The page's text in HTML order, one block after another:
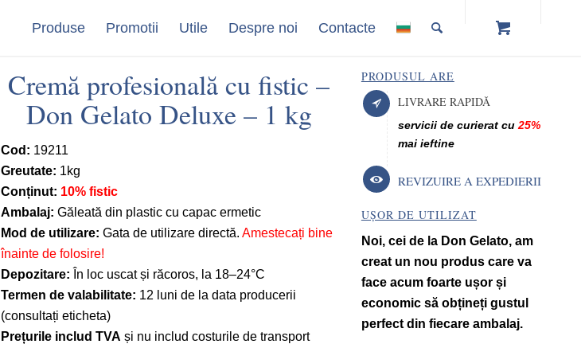
Produse Promotii Utile Despre noi Contacte
Cremă profesională cu fistic –
Don Gelato Deluxe – 1 kg
Cod: 19211
Greutate: 1kg
Conținut: 10% fistic
Ambalaj: Găleată din plastic cu capac ermetic
Mod de utilizare: Gata de utilizare directă. Amestecați bine
înainte de folosire!
Depozitare: În loc uscat și răcoros, la 18–24°C
Termen de valabilitate: 12 luni de la data producerii
(consultați eticheta)
Prețurile includ TVA și nu includ costurile de transport
PRODUSUL ARE
LIVRARE RAPIDĂ
servicii de curierat cu 25%
mai ieftine
REVIZUIRE A EXPEDIERII
UȘOR DE UTILIZAT
Noi, cei de la Don Gelato, am
creat un nou produs care va
face acum foarte ușor și
economic să obțineți gustul
perfect din fiecare ambalaj.